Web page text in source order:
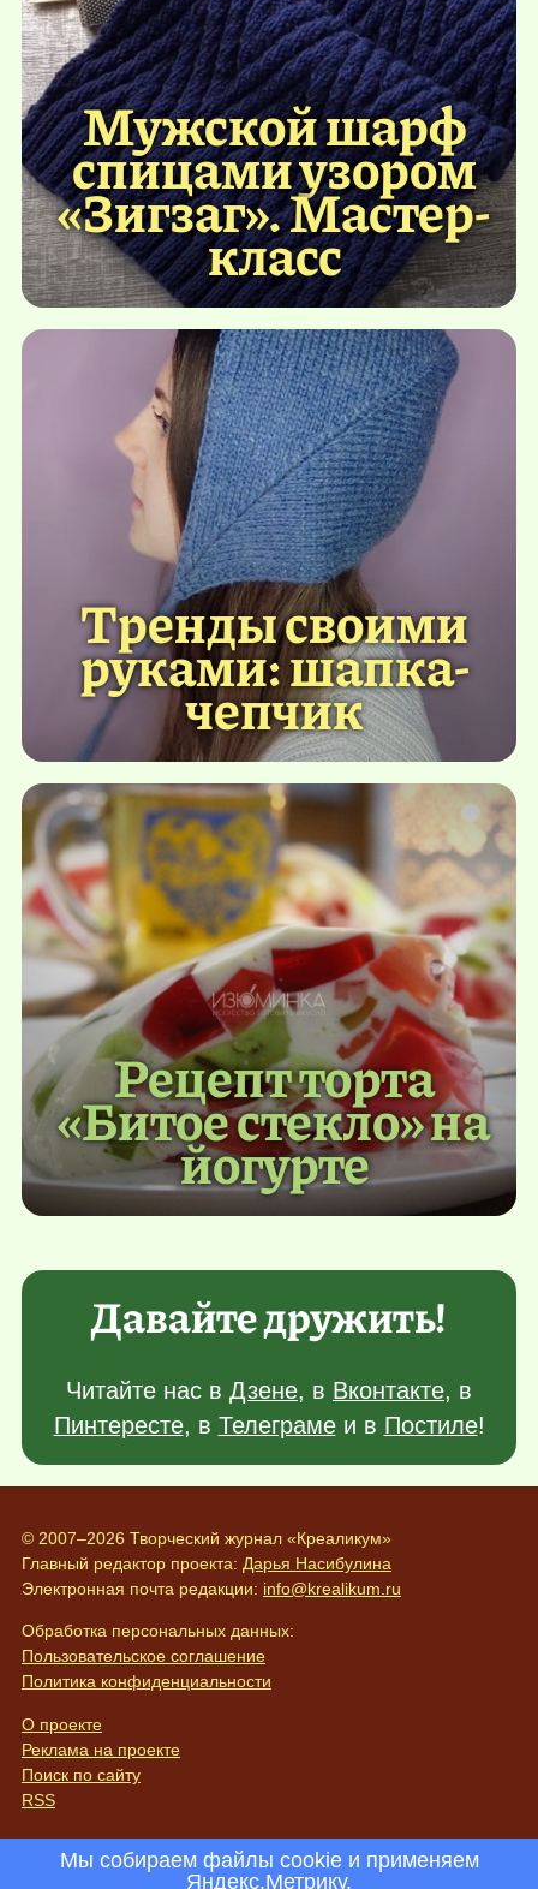
Мужской шарф
спицами узором
«Зигзаг». Мастер-
класс
Тренды своими
руками: шапка-
чепчик
Рецепт торта
«Битое стекло» на
йогурте
Давайте дружить!
Читайте нас в Дзене, в Вконтакте, в
Пинтересте, в Телеграмеи в Постиле!
© 2007–2026 Творческий журнал «Креаликум»
Главный редактор проекта: Дарья Насибулина
Электронная почта редакции: info@krealikum.ru
Обработка персональных данных:
Пользовательское соглашение
Политика конфиденциальности
О проекте
Реклама на проекте
Поиск по сайту
RSS
Мы собираем файлы cookie и применяем
Яндекс.Метрику.